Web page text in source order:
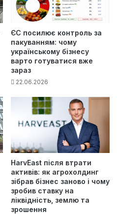
ЄС посилює контроль за
пакуванням: чому
українському бізнесу
варто готуватися вже
зараз
22.06.2026
HarvEast після втрати
активів: як агрохолдинг
зібрав бізнес заново і чому
зробив ставку на
ліквідність, землю та
зрошення